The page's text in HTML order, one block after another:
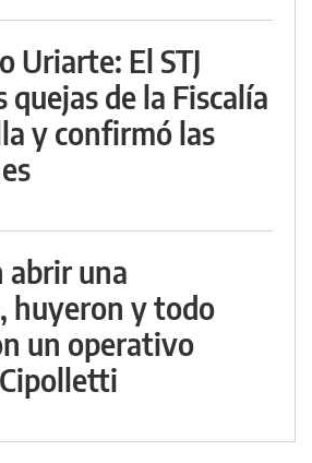
Uriarte: El STJ
quejas de la Fiscalía
y confirmó las
una
huyeron y todo
un operativo